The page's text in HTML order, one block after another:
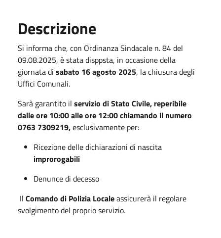
Descrizione
Si informa che, con Ordinanza Sindacale n. 84 del
09.08.2025, è stata disppsta, in occasione della
giornata di sabato 16 agosto 2025, la chiusura degli
Uffici Comunali.
Sarà garantito il servizio di Stato Civile, reperibile
dalle ore 10:00 alle ore 12:00 chiamando il numero
0763 7309219,esclusivamente per:
Ricezione delle dichiarazioni di nascita
improrogabili
Denunce di decesso
Il Comando di Polizia Localeassicurerà il regolare
svolgimento del proprio servizio.